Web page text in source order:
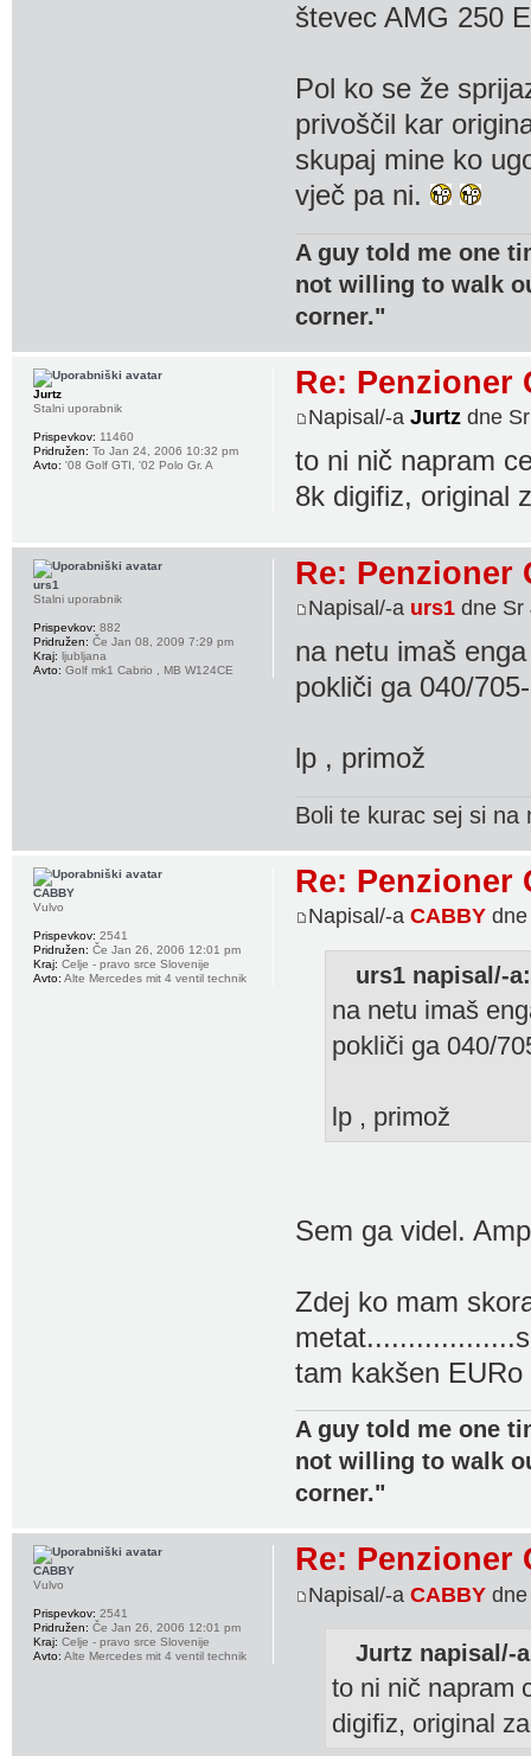
števec AMG 250
Pol ko se že
privoščil kar
skupaj mine ko
vječ pa ni.
A guy told me one
not willing to walk
corner."
Re: Penzioner
Napisal/-aJurtz dne
to ni nič napram
8k digifiz, original
Jurtz
Stalni uporabnik
Prispevkov: 11460
Pridružen: To Jan 24, 2006 10:32 pm
Avto: '08 Golf GTI, '02 Polo Gr. A
Re: Penzioner
Napisal/-a urs1 dne Sr
na netu imaš
pokliči ga 040/
lp , primož
Boli te kurac sej si
urs1
Stalni uporabnik
Prispevkov: 882
Pridružen: Če Jan 08, 2009 7:29 pm
Kraj: ljubljana
Avto: Golf mk1 Cabrio , MB W124CE
Re: Penzioner
Napisal/-aCABBY
urs1 napisal/-a:
na netu imaš
pokliči ga 040/
lp , primož
Sem ga videl.
Zdej ko mam
tam kakšen
A guy told me one
not willing to walk
corner."
CABBY
Vulvo
Prispevkov: 2541
Pridružen: Če Jan 26, 2006 12:01 pm
Kraj: Celje - pravo srce Slovenije
Avto: Alte Mercedes mit 4 ventil technik
Re: Penzioner
Napisal/-aCABBY
Jurtz napisal/-
to ni nič napram
digifiz, original
CABBY
Vulvo
Prispevkov: 2541
Pridružen: Če Jan 26, 2006 12:01 pm
Kraj: Celje - pravo srce Slovenije
Avto: Alte Mercedes mit 4 ventil technik